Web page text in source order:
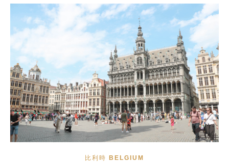
比利時 BELGIUM